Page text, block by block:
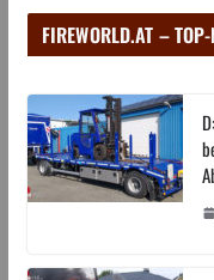
FIREWORLD.AT –